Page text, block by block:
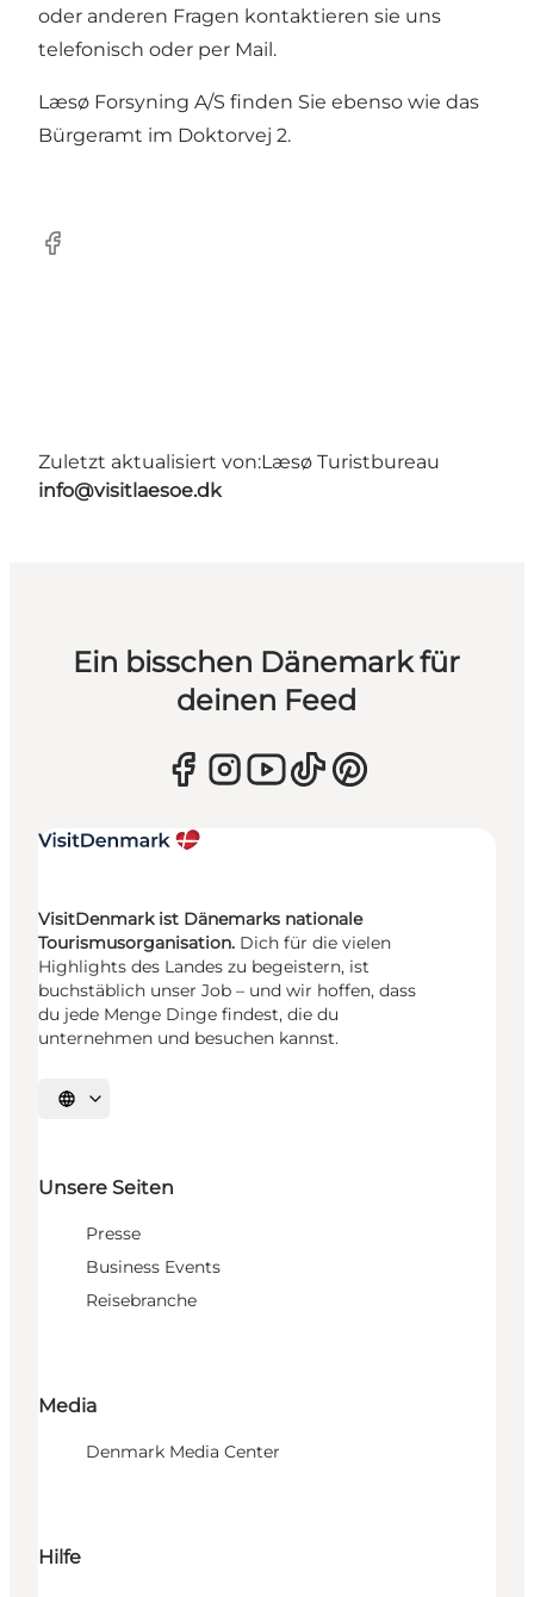
oder anderen Fragen kontaktieren sie uns
telefonisch oder per Mail.
Læsø Forsyning A/S finden Sie ebenso wie das
Bürgeramt im Doktorvej 2.
Facebook
Zuletzt aktualisiert von:Læsø Turistbureau
info@visitlaesoe.dk
Ein bisschen Dänemark für
deinen Feed
VisitDenmark ist Dänemarks nationale
Tourismusorganisation. Dich für die vielen
Highlights des Landes zu begeistern, ist
buchstäblich unser Job – und wir hoffen, dass
du jede Menge Dinge findest, die du
unternehmen und besuchen kannst.
Sprache auswählen
Unsere Seiten
Presse
Business Events
Reisebranche
Media
Denmark Media Center
Hilfe